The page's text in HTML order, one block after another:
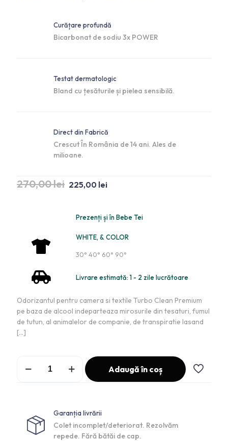
Curățare profundă
Bicarbonat de sodiu 3x POWER
Testat dermatologic
Bland cu țesăturile și pielea sensibilă.
Direct din Fabrică
Crescut În România de 14 ani. Ales de
milioane.
270,00lei 225,00 lei
Prezenți și în Bebe Tei
WHITE, & COLOR
30° 40° 60° 90°
Livrare estimată: 1 - 2 zile lucrătoare
Odorizantul pentru camera si textile Turbo Clean Premium
pe baza de alcool indeparteaza mirosurile din tesaturi, fumul
de tutun, al animalelor de companie, de transpiratie lasand
[…]
Adaugă în coș
Garanția livrării
Colet incomplet/deteriorat. Rezolvăm
repede. Fără bătăi de cap.